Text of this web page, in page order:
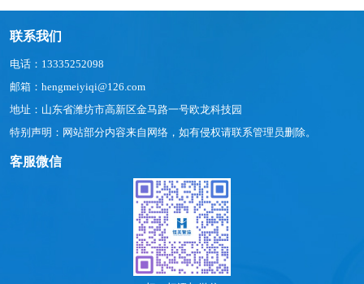
联系我们
电话：13335252098
邮箱：hengmeiyiqi@126.com
地址：山东省潍坊市高新区金马路一号欧龙科技园
特别声明：网站部分内容来自网络，如有侵权请联系管理员删除。
客服微信